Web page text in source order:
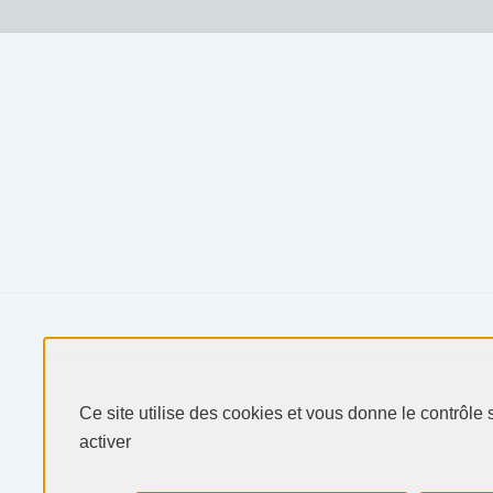
Produits & Services
Ce site utilise des cookies et vous donne le contrôle
activer